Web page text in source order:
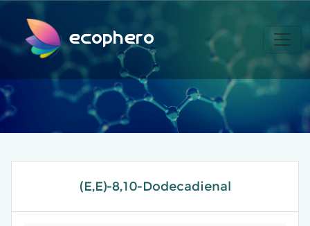
ecophero
(E,E)-8,10-Dodecadienal